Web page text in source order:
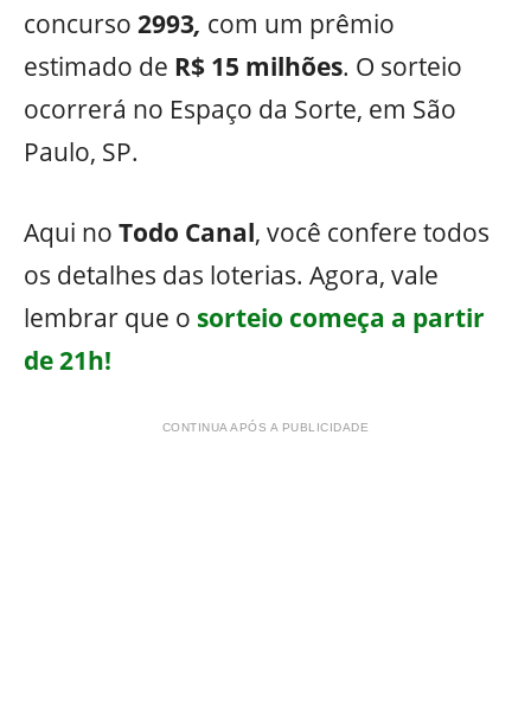
concurso 2993, com um prêmio
estimado de R$ 15 milhões. O sorteio
ocorrerá no Espaço da Sorte, em São
Paulo, SP.
Aqui no Todo Canal, você confere todos
os detalhes das loterias. Agora, vale
lembrar que o sorteio começa a partir
de 21h!
CONTINUA APÓS A PUBLICIDADE